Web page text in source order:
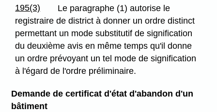
195(3)
Le paragraphe (1) autorise le
registraire de district à donner un ordre distinct
permettant un mode substitutif de signification
du deuxième avis en même temps qu'il donne
un ordre prévoyant un tel mode de signification
à l'égard de l'ordre préliminaire.
Demande de certificat d'état d'abandon d'un
bâtiment